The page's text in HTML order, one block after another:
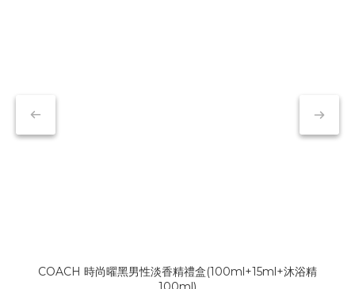
COACH 時尚曜黑男性淡香精禮盒(100ml+15ml+沐浴精